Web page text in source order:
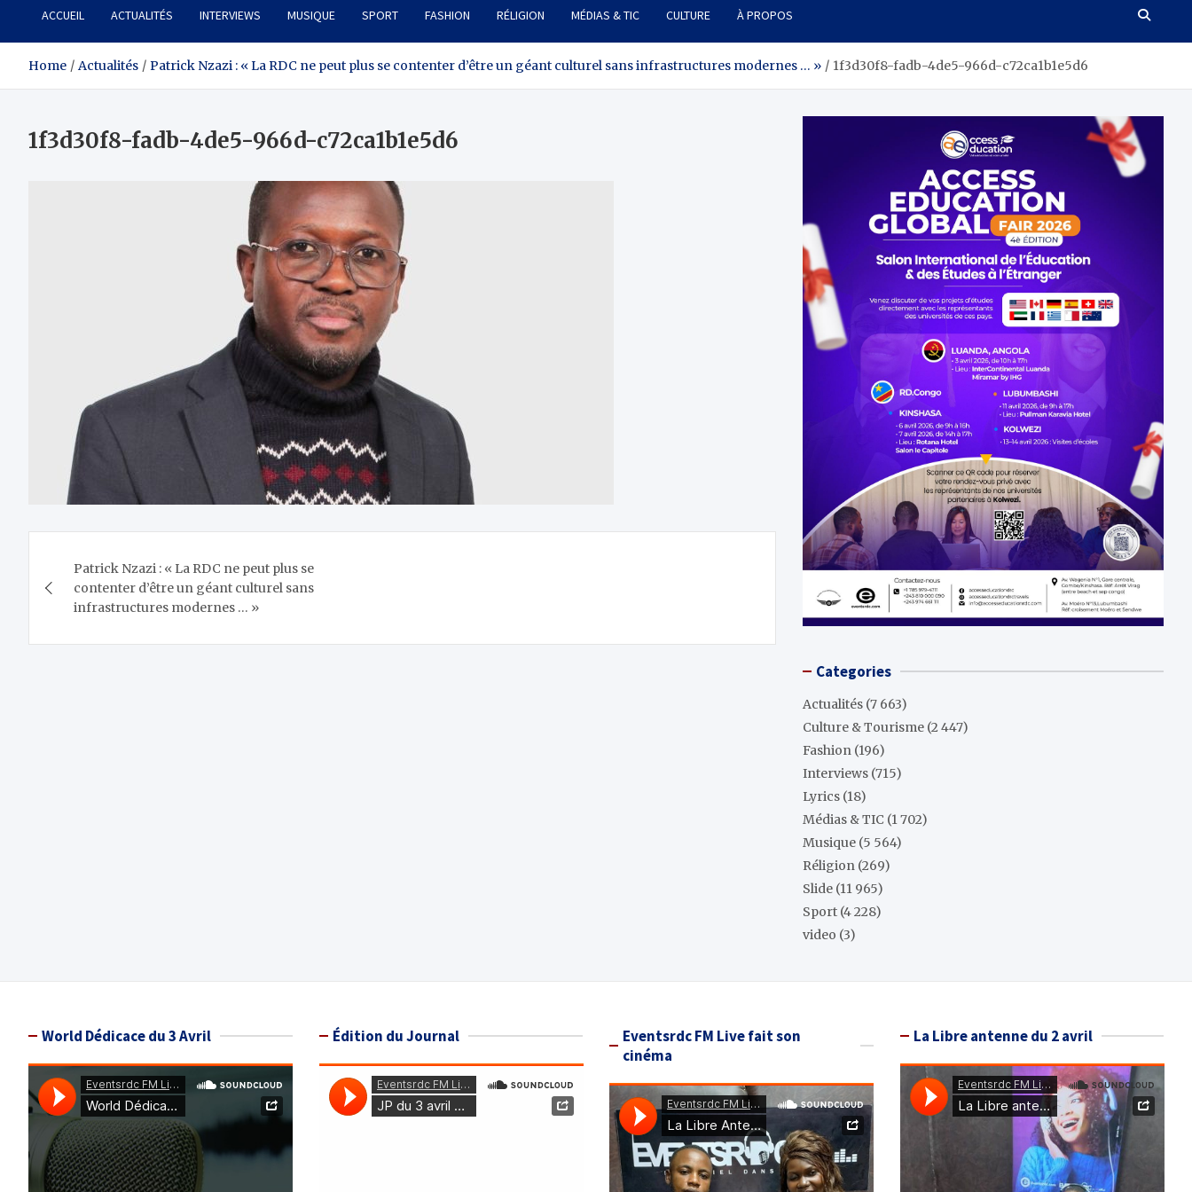
ACCUEIL ACTUALITÉS INTERVIEWS MUSIQUE SPORT FASHION RÉLIGION MÉDIAS & TIC CULTURE À PROPOS
Home Actualités Patrick Nzazi : « La RDC ne peut plus se contenter d’être un géant culturel sans infrastructures modernes … » 1f3d30f8-fadb-4de5-966d-c72ca1b1e5d6
1f3d30f8-fadb-4de5-966d-c72ca1b1e5d6
de
l’article
Patrick Nzazi : « La RDC ne peut plus se
contenter d’être un géant culturel sans
infrastructures modernes … »
Categories
Actualités (7 663)
Culture & Tourisme (2 447)
Fashion (196)
Interviews (715)
Lyrics (18)
Médias & TIC (1 702)
Musique (5 564)
Réligion (269)
Slide (11 965)
Sport (4 228)
video (3)
World Dédicace du 3 Avril Édition du Journal
Eventsrdc FM Live fait son
cinéma
La Libre antenne du 2 avril